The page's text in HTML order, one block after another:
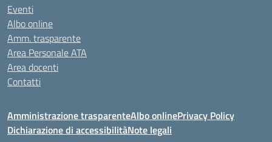
Eventi
Albo online
Amm. trasparente
Area Personale ATA
Area docenti
Contatti
Amministrazione trasparenteAlbo onlinePrivacy Policy
Dichiarazione di accessibilitàNote legali